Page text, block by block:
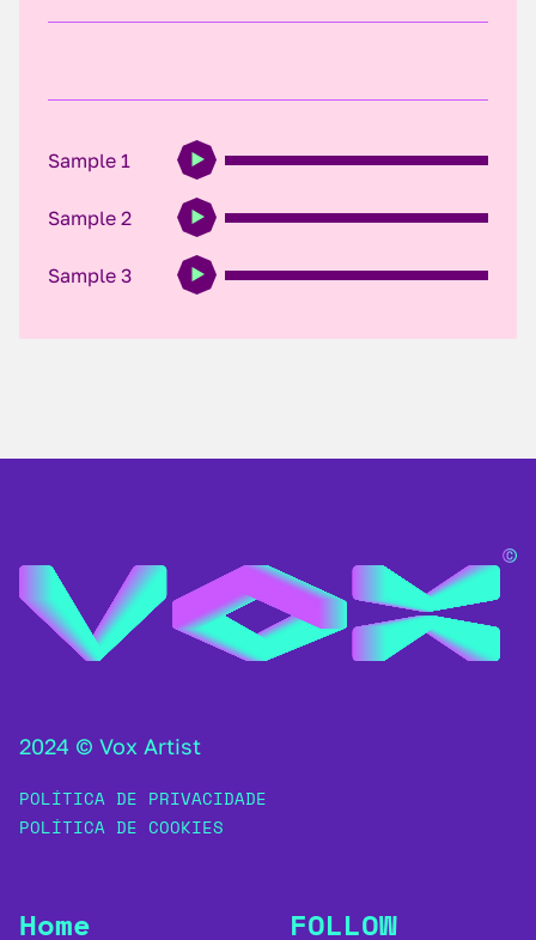
Sample 1
Sample 2
Sample 3
2024 © Vox Artist
POLÍTICA DE PRIVACIDADE
POLÍTICA DE COOKIES
Home FOLLOW